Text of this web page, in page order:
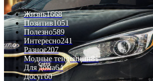
Жизнь1668
Позитив1051
Полезно589
Интересно241
Разное207
Модные тенденции81
Для дома64
Досуг60